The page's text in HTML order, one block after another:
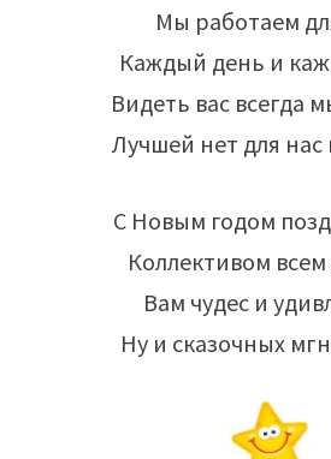
Мы работаем
Каждый день и
Видеть вас всегда
Лучшей нет для нас
С Новым годом
Коллективом
Вам чудес и
Ну и сказочных